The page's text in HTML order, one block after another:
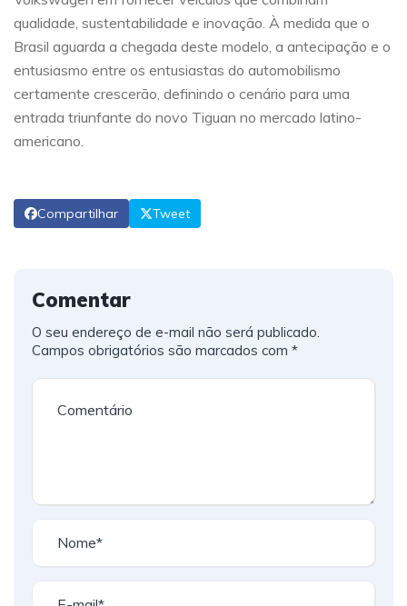
qualidade, sustentabilidade e inovação. À medida que o
Brasil aguarda a chegada deste modelo, a antecipação e o
entusiasmo entre os entusiastas do automobilismo
certamente crescerão, definindo o cenário para uma
entrada triunfante do novo Tiguan no mercado latino-
americano.
Compartilhar Tweet
Comentar
O seu endereço de e-mail não será publicado.
Campos obrigatórios são marcados com *